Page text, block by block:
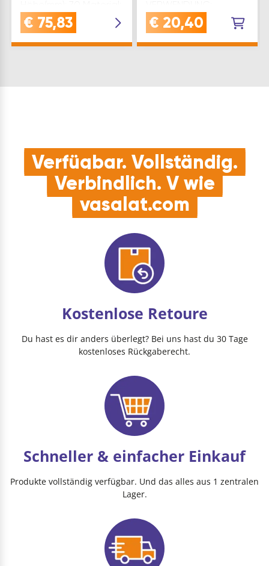
Aluminium Montageart:
Bodenmontage
€ 75,83
Zuverlässiger Türpuffer
für den Einsatz im
€ 20,40
Verfügbar. Vollständig.
Verbindlich. V wie
vasalat.com
Kostenlose Retoure
Du hast es dir anders überlegt? Bei uns hast du 30 Tage
kostenloses Rückgaberecht.
Schneller & einfacher Einkauf
Produkte vollständig verfügbar. Und das alles aus 1 zentralen
Lager.